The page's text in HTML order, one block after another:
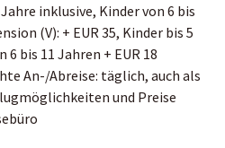
inklusive, Kinder von 6 bis
(V): + EUR 35, Kinder bis 5
bis 11 Jahren + EUR 18
An-/Abreise: täglich, auch als
und Preise